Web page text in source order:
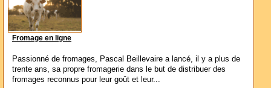
Fromage en ligne
Passionné de fromages, Pascal Beillevaire a lancé, il y a plus de
trente ans, sa propre fromagerie dans le but de distribuer des
fromages reconnus pour leur goût et leur...